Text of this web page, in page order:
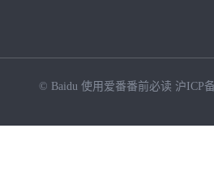
© Baidu 使用爱番番前必读 沪ICP